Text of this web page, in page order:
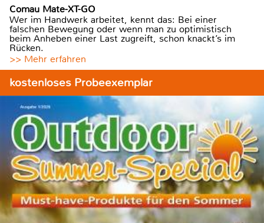
Comau Mate-XT-GO
Wer im Handwerk arbeitet, kennt das: Bei einer
falschen Bewegung oder wenn man zu optimistisch
beim Anheben einer Last zugreift, schon knackt’s im
Rücken.
>> Mehr erfahren
kostenloses Probeexemplar